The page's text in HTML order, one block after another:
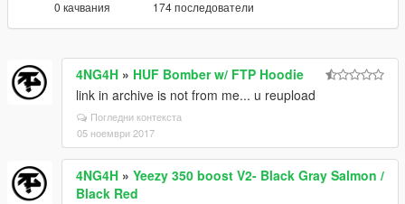
0 качвания 174 последователи
4NG4H » HUF Bomber w/ FTP Hoodie
link in archive is not from me... u reupload
Погледни контекста
05 ноември 2017
4NG4H » Yeezy 350 boost V2- Black Gray Salmon /
Black Red